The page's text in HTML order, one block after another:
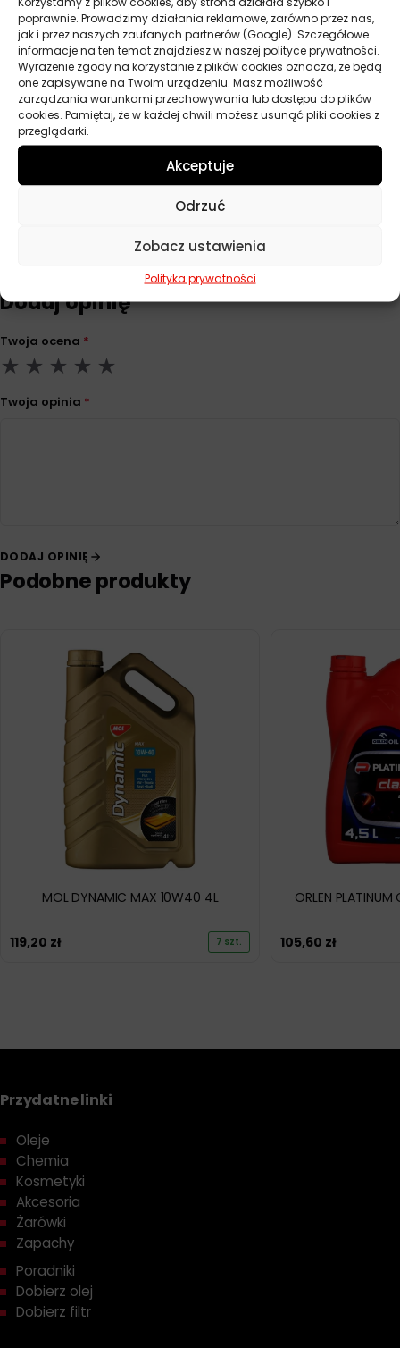
poprawnie. Prowadzimy działania reklamowe, zarówno przez nas,
jak i przez naszych zaufanych partnerów (Google). Szczegółowe
informacje na ten temat znajdziesz w naszej polityce prywatności.
Wyrażenie zgody na korzystanie z plików cookies oznacza, że będą
one zapisywane na Twoim urządzeniu. Masz możliwość
zarządzania warunkami przechowywania lub dostępu do plików
cookies. Pamiętaj, że w każdej chwili możesz usunąć pliki cookies z
przeglądarki.
Akceptuje
Odrzuć
Zobacz ustawienia
Polityka prywatności
Lepkość 10W-40
API CF
ACEA A3/B3
Norma MB 229.1, VW 505.00
1 l
Dodaj opinię
Twoja ocena *
Twoja opinia *
DODAJ OPINIĘ
Podobne produkty
MOL DYNAMIC MAX 10W40 4L
119,20 zł 7 szt.
ORLEN
105,60 zł
Przydatne linki
Oleje
Chemia
Kosmetyki
Akcesoria
Żarówki
Zapachy
Poradniki
Dobierz olej
Dobierz filtr